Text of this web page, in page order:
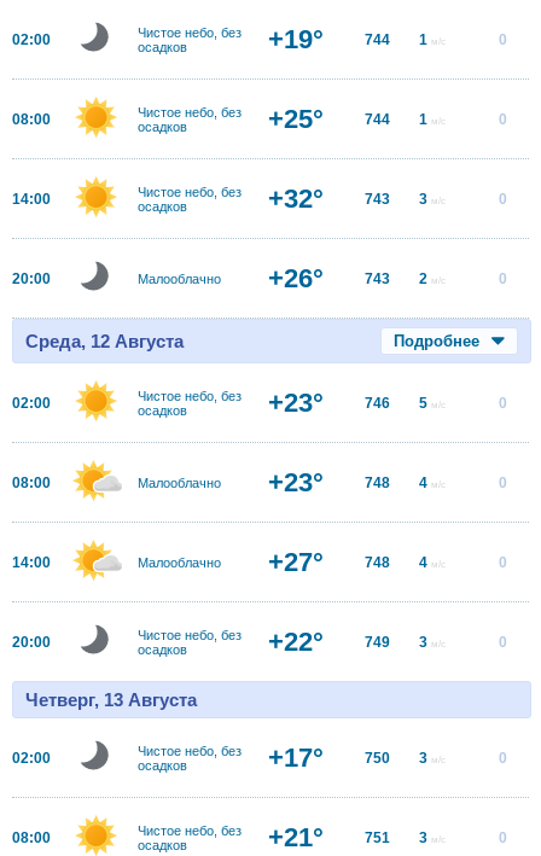
02:00
Чистое небо, без
осадков
+19° 744 1 м/с 0
08:00
Чистое небо, без
осадков
+25° 744 1 м/с 0
14:00
Чистое небо, без
осадков
+32° 743 3 м/с 0
20:00 Малооблачно +26° 743 2 м/с 0
Среда, 12 Августа Подробнее
02:00
Чистое небо, без
осадков
+23° 746 5 м/с 0
08:00 Малооблачно +23° 748 4 м/с 0
14:00 Малооблачно +27° 748 4 м/с 0
20:00
Чистое небо, без
осадков
+22° 749 3 м/с 0
Четверг, 13 Августа
02:00
Чистое небо, без
осадков
+17° 750 3 м/с 0
08:00
Чистое небо, без
осадков
+21° 751 3 м/с 0